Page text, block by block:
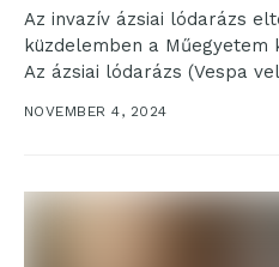
Az invazív ázsiai lódarázs
küzdelemben a Műegyetem
Az ázsiai lódarázs (Vespa
NOVEMBER 4, 2024